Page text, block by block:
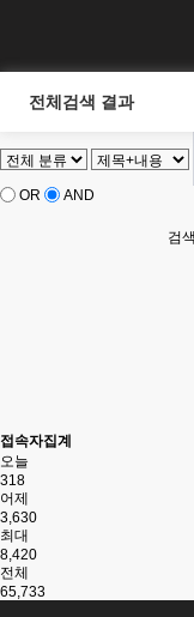
전체검색 결과
OR AND
검
접속자집계
오늘
318
어제
3,630
최대
8,420
전체
65,733